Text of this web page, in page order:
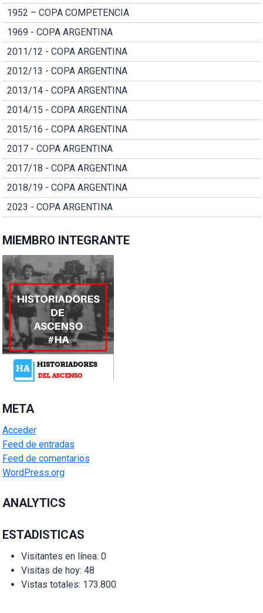
1952 – COPA COMPETENCIA
1969 - COPA ARGENTINA
2011/12 - COPA ARGENTINA
2012/13 - COPA ARGENTINA
2013/14 - COPA ARGENTINA
2014/15 - COPA ARGENTINA
2015/16 - COPA ARGENTINA
2017 - COPA ARGENTINA
2017/18 - COPA ARGENTINA
2018/19 - COPA ARGENTINA
2023 - COPA ARGENTINA
MIEMBRO INTEGRANTE
META
Acceder
Feed de entradas
Feed de comentarios
WordPress.org
ANALYTICS
ESTADISTICAS
Visitantes en línea: 0
Visitas de hoy: 48
Vistas totales: 173.800